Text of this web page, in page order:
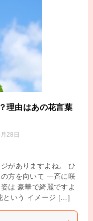
理由はあの花言葉
28日
がありますよね。 ひ
方を向いて 一斉に咲
は 豪華で綺麗ですよ
という イメージ […]